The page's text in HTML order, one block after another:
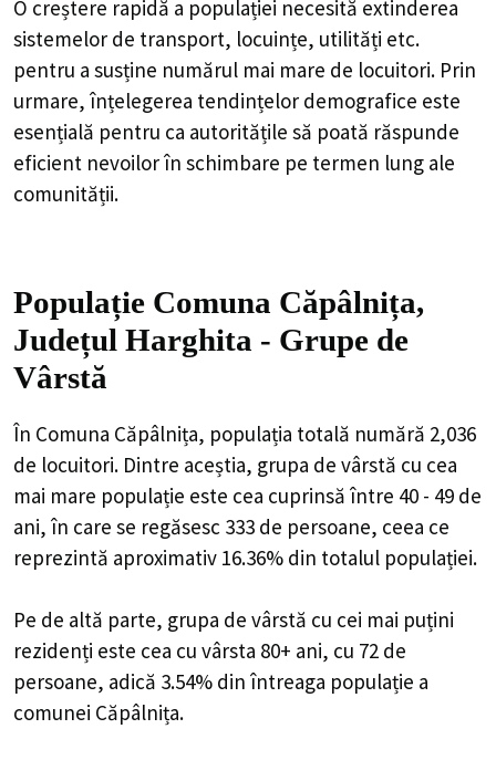
O creștere rapidă a populației necesită extinderea
sistemelor de transport, locuințe, utilități etc.
pentru a susține numărul mai mare de locuitori. Prin
urmare, înțelegerea tendințelor demografice este
esențială pentru ca autoritățile să poată răspunde
eficient nevoilor în schimbare pe termen lung ale
comunității.
Populație Comuna Căpâlnița,
Județul Harghita - Grupe de
Vârstă
În Comuna Căpâlnița, populația totală numără 2,036
de locuitori. Dintre aceștia, grupa de vârstă cu cea
mai mare populație este cea cuprinsă între 40 - 49 de
ani, în care se regăsesc 333 de persoane, ceea ce
reprezintă aproximativ 16.36% din totalul populației.
Pe de altă parte, grupa de vârstă cu cei mai puțini
rezidenți este cea cu vârsta 80+ ani, cu 72 de
persoane, adică 3.54% din întreaga populație a
comunei Căpâlnița.